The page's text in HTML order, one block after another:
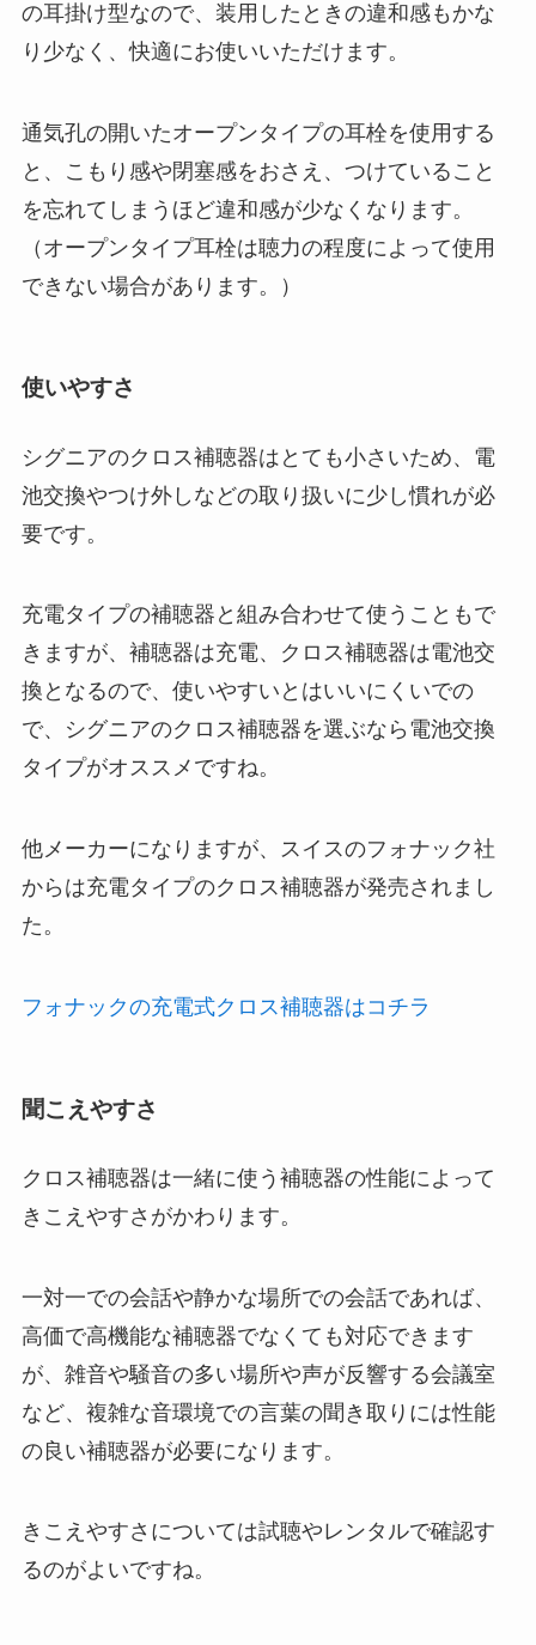
の耳掛け型なので、装用したときの違和感もかな
り少なく、快適にお使いいただけます。
通気孔の開いたオープンタイプの耳栓を使用する
と、こもり感や閉塞感をおさえ、つけていること
を忘れてしまうほど違和感が少なくなります。
（オープンタイプ耳栓は聴力の程度によって使用
できない場合があります。）
使いやすさ
シグニアのクロス補聴器はとても小さいため、電
池交換やつけ外しなどの取り扱いに少し慣れが必
要です。
充電タイプの補聴器と組み合わせて使うこともで
きますが、補聴器は充電、クロス補聴器は電池交
換となるので、使いやすいとはいいにくいでの
で、シグニアのクロス補聴器を選ぶなら電池交換
タイプがオススメですね。
他メーカーになりますが、スイスのフォナック社
からは充電タイプのクロス補聴器が発売されまし
た。
フォナックの充電式クロス補聴器はコチラ
聞こえやすさ
クロス補聴器は一緒に使う補聴器の性能によって
きこえやすさがかわります。
一対一での会話や静かな場所での会話であれば、
高価で高機能な補聴器でなくても対応できます
が、雑音や騒音の多い場所や声が反響する会議室
など、複雑な音環境での言葉の聞き取りには性能
の良い補聴器が必要になります。
きこえやすさについては試聴やレンタルで確認す
るのがよいですね。